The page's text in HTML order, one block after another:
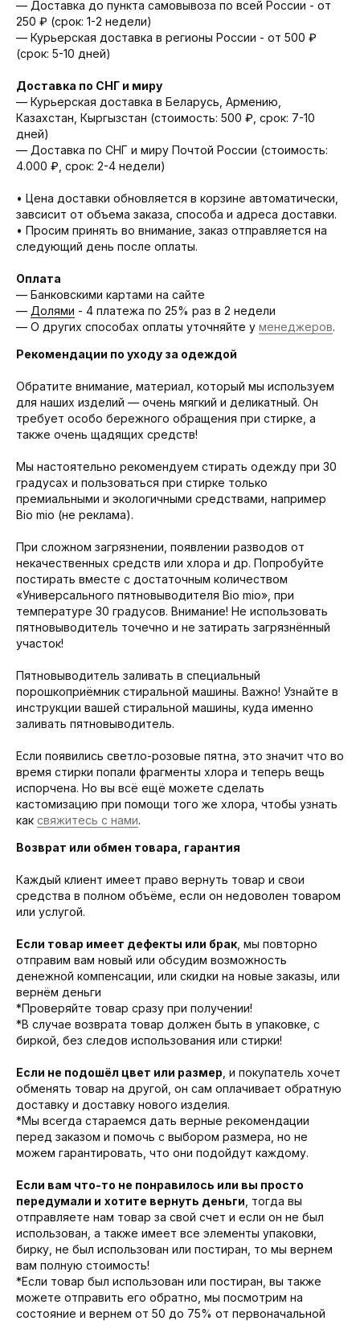
— Доставка до пункта самовывоза по всей России - от
250 ₽ (срок: 1-2 недели)
— Курьерская доставка в регионы России - от 500 ₽
(срок: 5-10 дней)
Доставка по СНГ и миру
— Курьерская доставка в Беларусь, Армению,
Казахстан, Кыргызстан (стоимость: 500 ₽, срок: 7-10
дней)
— Доставка по СНГ и миру Почтой России (стоимость:
4.000 ₽, срок: 2-4 недели)
• Цена доставки обновляется в корзине автоматически,
завсисит от объема заказа, способа и адреса доставки.
• Просим принять во внимание, заказ отправляется на
следующий день после оплаты.
Оплата
— Банковскими картами на сайте
— Долями - 4 платежа по 25% раз в 2 недели
— О других способах оплаты уточняйте у менеджеров.
Рекомендации по уходу за одеждой
Обратите внимание, материал, который мы используем
для наших изделий — очень мягкий и деликатный. Он
требует особо бережного обращения при стирке, а
также очень щадящих средств!
Мы настоятельно рекомендуем стирать одежду при 30
градусах и пользоваться при стирке только
премиальными и экологичными средствами, например
Bio mio (не реклама).
При сложном загрязнении, появлении разводов от
некачественных средств или хлора и др. Попробуйте
постирать вместе с достаточным количеством
«Универсального пятновыводителя Bio mio», при
температуре 30 градусов. Внимание! Не использовать
пятновыводитель точечно и не затирать загрязнённый
участок!
Пятновыводитель заливать в специальный
порошкоприёмник стиральной машины. Важно! Узнайте в
инструкции вашей стиральной машины, куда именно
заливать пятновыводитель.
Если появились светло-розовые пятна, это значит что во
время стирки попали фрагменты хлора и теперь вещь
испорчена. Но вы всё ещё можете сделать
кастомизацию при помощи того же хлора, чтобы узнать
как свяжитесь с нами.
Возврат или обмен товара, гарантия
Каждый клиент имеет право вернуть товар и свои
средства в полном объёме, если он недоволен товаром
или услугой.
Если товар имеет дефекты или брак , мы повторно
отправим вам новый или обсудим возможность
денежной компенсации, или скидки на новые заказы, или
вернём деньги
*Проверяйте товар сразу при получении!
*В случае возврата товар должен быть в упаковке, с
биркой, без следов использования или стирки!
Если не подошёл цвет или размер , и покупатель хочет
обменять товар на другой, он сам оплачивает обратную
доставку и доставку нового изделия.
*Мы всегда стараемся дать верные рекомендации
перед заказом и помочь с выбором размера, но не
можем гарантировать, что они подойдут каждому.
Если вам что-то не понравилось или вы просто
передумали и хотите вернуть деньги , тогда вы
отправляете нам товар за свой счет и если он не был
использован, а также имеет все элементы упаковки,
бирку, не был использован или постиран, то мы вернем
вам полную стоимость!
*Если товар был использован или постиран, вы также
можете отправить его обратно, мы посмотрим на
состояние и вернем от 50 до 75% от первоначальной